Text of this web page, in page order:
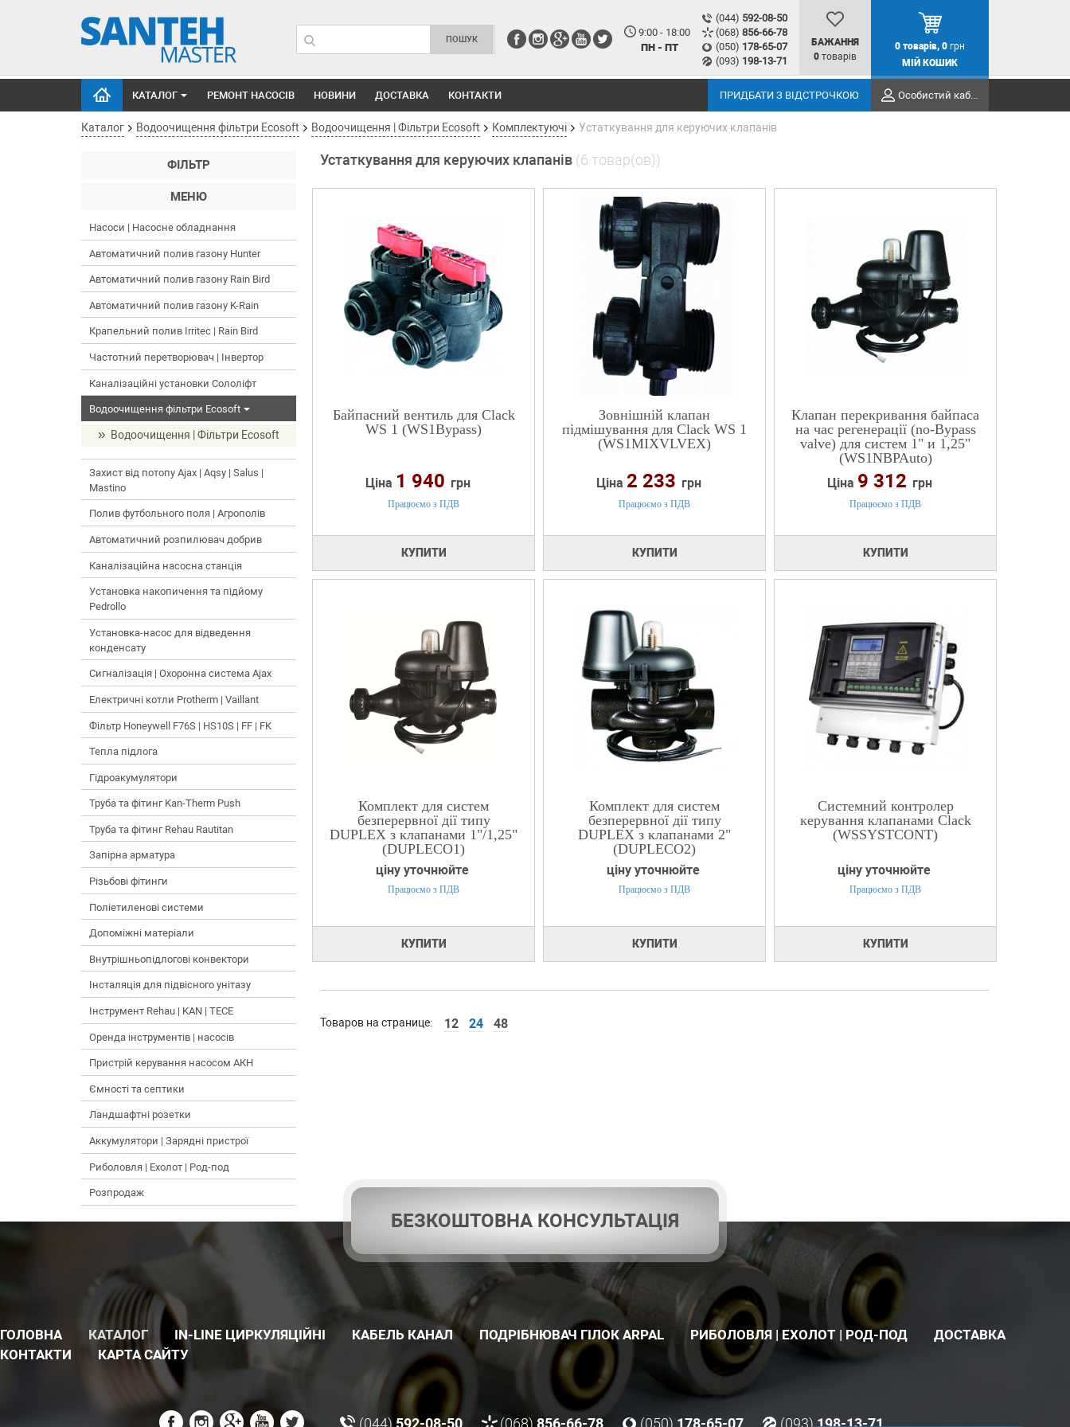
9:00 - 18:00
ПН - ПТ
(044) 592-08-50
(068) 856-66-78
(050) 178-65-07
(093) 198-13-71
БАЖАННЯ
0 товарів
0 товарів, 0 грн
МІЙ КОШИК
КАТАЛОГ РЕМОНТ НАСОСІВ НОВИНИ ДОСТАВКА КОНТАКТИ ПРИДБАТИ З ВІДСТРОЧКОЮ Особистий кабінет
Каталог Водоочищення фільтри Ecosoft Водоочищення | Фільтри Ecosoft Комплектуючі Устаткування для керуючих клапанів
ФІЛЬТР
МЕНЮ
Насоси | Насосне обладнання
Автоматичний полив газону Hunter
Автоматичний полив газону Rain Bird
Автоматичний полив газону K-Rain
Крапельний полив Irritec | Rain Bird
Частотний перетворювач | Інвертор
Каналізаційні установки Сололіфт
Водоочищення фільтри Ecosoft
Водоочищення | Фільтри Ecosoft
Захист від потопу Ajax | Aqsy | Salus |
Mastino
Полив футбольного поля | Агрополів
Автоматичний розпилювач добрив
Каналізаційна насосна станція
Установка накопичення та підйому
Pedrollo
Установка-насос для відведення
конденсату
Сигналізація | Охоронна система Ajax
Електричні котли Protherm | Vaillant
Фільтр Honeywell F76S | HS10S | FF | FK
Тепла підлога
Гідроакумулятори
Труба та фітинг Kan-Therm Push
Труба та фітинг Rehau Rautitan
Запірна арматура
Різьбові фітинги
Поліетиленові системи
Допоміжні матеріали
Внутрішньопідлогові конвектори
Інсталяція для підвісного унітазу
Інструмент Rehau | KAN | TECE
Оренда інструментів | насосів
Пристрій керування насосом АКН
Ємності та септики
Ландшафтні розетки
Аккумулятори | Зарядні пристрої
Риболовля | Ехолот | Род-под
Розпродаж
Устаткування для керуючих клапанів (6 товар(ов))
Байпасний вентиль для Clack
WS 1 (WS1Bypass)
Ціна 1 940 грн
Працюємо з ПДВ
КУПИТИ
Зовнішній клапан
підмішування для Clack WS 1
(WS1MIXVLVEX)
Ціна 2 233 грн
Працюємо з ПДВ
КУПИТИ
Клапан перекривання байпаса
на час регенерації (no-Bypass
valve) для систем 1" и 1,25"
(WS1NBPAuto)
Ціна 9 312 грн
Працюємо з ПДВ
КУПИТИ
Комплект для систем
безперервної дії типу
DUPLEX з клапанами 1"/1,25"
(DUPLECO1)
ціну уточнюйте
Працюємо з ПДВ
КУПИТИ
Комплект для систем
безперервної дії типу
DUPLEX з клапанами 2"
(DUPLECO2)
ціну уточнюйте
Працюємо з ПДВ
КУПИТИ
Системний контролер
керування клапанами Clack
(WSSYSTCONT)
ціну уточнюйте
Працюємо з ПДВ
КУПИТИ
Товаров на странице: 12 24 48
БЕЗКОШТОВНА КОНСУЛЬТАЦІЯ
ГОЛОВНА КАТАЛОГ IN-LINE ЦИРКУЛЯЦІЙНІ КАБЕЛЬ КАНАЛ ПОДРІБНЮВАЧ ГІЛОК ARPAL РИБОЛОВЛЯ | ЕХОЛОТ | РОД-ПОД
ДОСТАВКА
КОНТАКТИ
КАРТА САЙТУ
(044) 592-08-50 (068) 856-66-78 (050) 178-65-07 (093)198-13-71